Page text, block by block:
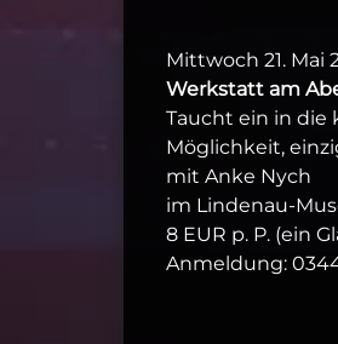
Mittwoch 21. Mai
Werkstatt am
Taucht ein in die
Möglichkeit,
mit Anke Nych
im Lindenau-
8 EUR p. P. (ein
Anmeldung: